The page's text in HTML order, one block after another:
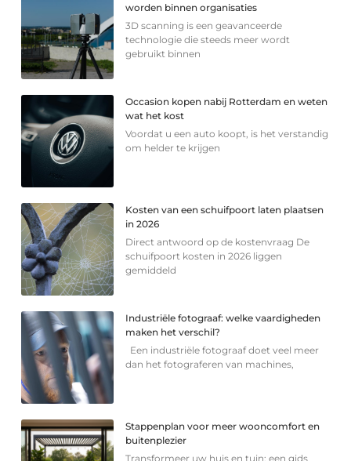
worden binnen organisaties
3D scanning is een geavanceerde
technologie die steeds meer wordt
gebruikt binnen
Occasion kopen nabij Rotterdam en weten
wat het kost
Voordat u een auto koopt, is het verstandig
om helder te krijgen
Kosten van een schuifpoort laten plaatsen
in 2026
Direct antwoord op de kostenvraag De
schuifpoort kosten in 2026 liggen
gemiddeld
Industriële fotograaf: welke vaardigheden
maken het verschil?
Een industriële fotograaf doet veel meer
dan het fotograferen van machines,
Stappenplan voor meer wooncomfort en
buitenplezier
Transformeer uw huis en tuin: een gids